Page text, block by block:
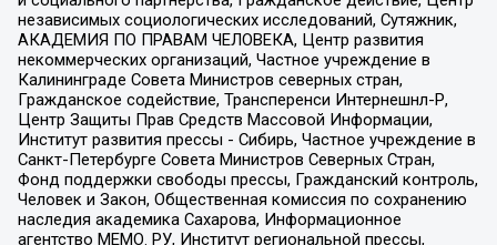
независимых социологических исследований, Сутяжник,
АКАДЕМИЯ ПО ПРАВАМ ЧЕЛОВЕКА, Центр развития
некоммерческих организаций, Частное учреждение в
Калининграде Совета Министров северных стран,
Гражданское содействие, Трансперенси Интернешнл-Р,
Центр Защиты Прав Средств Массовой Информации,
Институт развития прессы - Сибирь, Частное учреждение в
Санкт-Петербурге Совета Министров Северных Стран,
Фонд поддержки свободы прессы, Гражданский контроль,
Человек и Закон, Общественная комиссия по сохранению
наследия академика Сахарова, Информационное
агентство МЕМО. РУ, Институт региональной прессы,